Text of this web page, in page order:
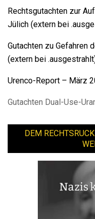
Rechtsgutachten zur
Jülich (extern bei
Gutachten zu Gefahren
(extern bei
Urenco-Report – März
Gutachten Dual-Use-
DEM